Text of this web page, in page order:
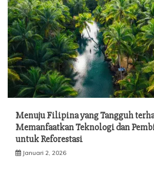
Menuju Filipina yang Tangguh
Memanfaatkan Teknologi dan
untuk Reforestasi
Januari 2, 2026